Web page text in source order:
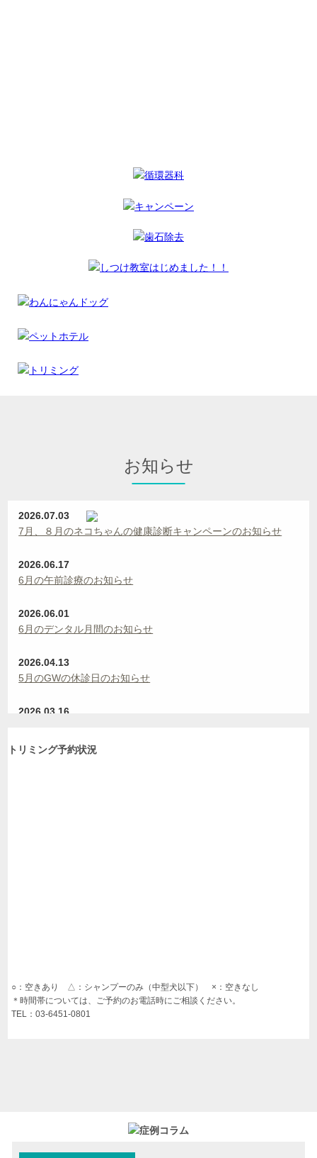
お知らせ
2026.07.03
7月、８月のネコちゃんの健康診断キャンペーンのお知らせ
2026.06.17
6月の午前診療のお知らせ
2026.06.01
6月のデンタル月間のお知らせ
2026.04.13
5月のGWの休診日のお知らせ
2026.03.16
10月、11月ワンちゃんの健康診断キャンペーンのお知らせ
トリミング予約状況
○：空きあり △：シャンプーのみ（中型犬以下） ×：空きなし
＊時間帯については、ご予約のお電話時にご相談ください。
TEL：03-6451-0801